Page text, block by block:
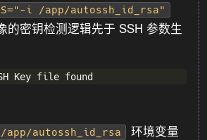
i /app/autossh_id_rsa"
的密钥检测逻辑先于 SSH 参数生
app/autossh_id_rsa
环境变量